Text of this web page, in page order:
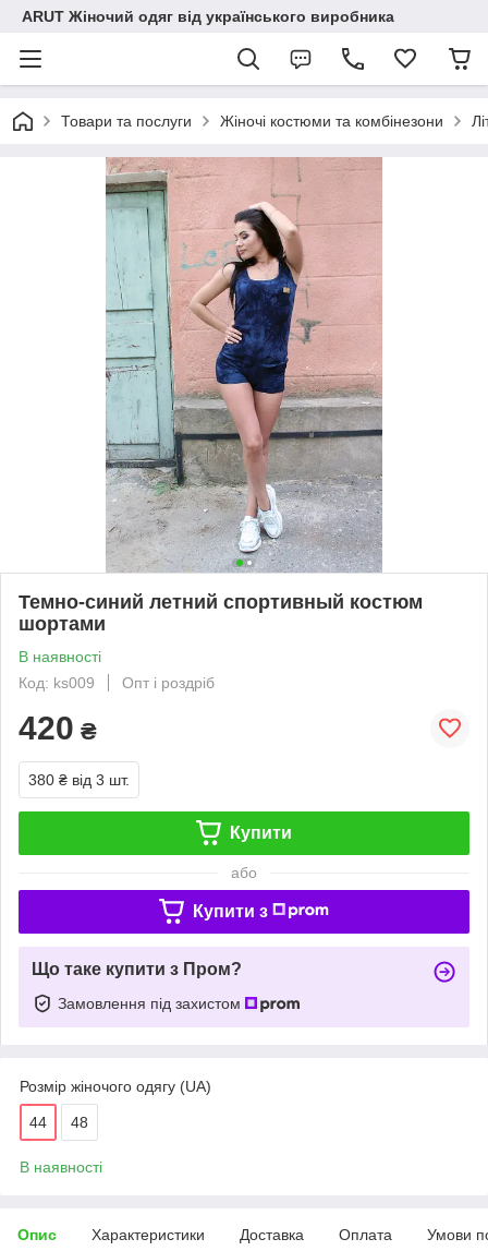
ARUT Жіночий одяг від українського виробника
Товари та послуги Жіночі костюми та комбінезони
Темно-синий летний спортивный костюм
шортами
В наявності
Код: ks009
Опт і роздріб
420 ₴
380 ₴ від 3 шт.
Купити
або
Купити з
Що таке купити з Пром?
Замовлення під захистом
Розмір жіночого одягу (UA)
44 48
В наявності
Опис Характеристики Доставка Оплата Умови